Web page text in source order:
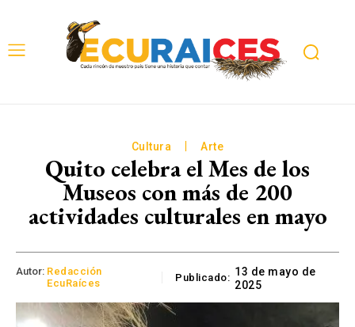
Cultura Arte
Quito celebra el Mes de los
Museos con más de 200
actividades culturales en mayo
Autor: Redacción
EcuRaíces
Publicado: 13 de mayo de
2025